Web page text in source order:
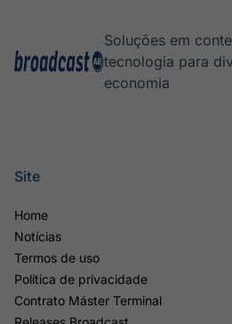
Soluções em
tecnologia para
economia
Site
Home
Notícias
Termos de uso
Política de privacidade
Contrato Máster Terminal